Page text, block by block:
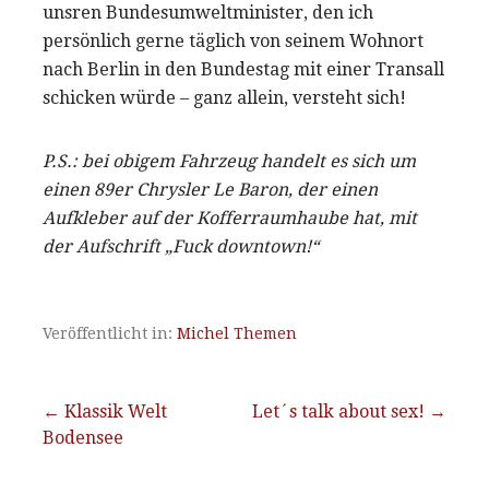
unsren Bundesumweltminister, den ich
persönlich gerne täglich von seinem Wohnort
nach Berlin in den Bundestag mit einer Transall
schicken würde – ganz allein, versteht sich!
P.S.: bei obigem Fahrzeug handelt es sich um
einen 89er Chrysler Le Baron, der einen
Aufkleber auf der Kofferraumhaube hat, mit
der Aufschrift „Fuck downtown!“
Veröffentlicht in: Michel Themen
Beitragsnavigation
← Klassik Welt
Bodensee
Let´s talk about sex! →